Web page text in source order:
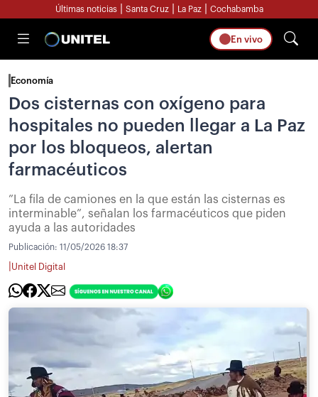
Últimas noticias Santa Cruz La Paz Cochabamba
En vivo
Economía
Dos cisternas con oxígeno para
hospitales no pueden llegar a La Paz
por los bloqueos, alertan
farmacéuticos
”La fila de camiones en la que están las cisternas es
interminable”, señalan los farmacéuticos que piden
ayuda a las autoridades
Publicación: 11/05/2026 18:37
Unitel Digital